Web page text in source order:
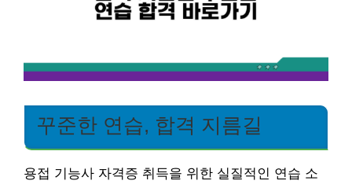
꾸준한 연습, 합격 지름길
용접 기능사 자격증 취득을 위한 실질적인 연습 소